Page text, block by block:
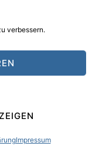
verbessern.
Impressum